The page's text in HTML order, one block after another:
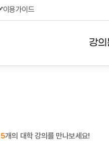
이용가이드
강
개의 대학 강의를 만나보세요!